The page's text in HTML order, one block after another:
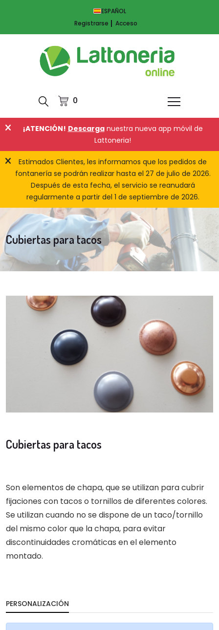
ESPAÑOL
Registrarse
Acceso
0
¡ATENCIÓN! Descarganuestra nueva app móvil de
Lattoneria!
Estimados Clientes, les informamos que los pedidos de
fontanería se podrán realizar hasta el 27 de julio de 2026.
Después de esta fecha, el servicio se reanudará
regularmente a partir del 1 de septiembre de 2026.
Cubiertas para tacos
Cubiertas para tacos
Son elementos de chapa, que se utilizan para cubrir
fijaciones con tacos o tornillos de diferentes colores.
Se utilizan cuando no se dispone de un taco/tornillo
del mismo color que la chapa, para evitar
discontinuidades cromáticas en el elemento
montado.
PERSONALIZACIÓN